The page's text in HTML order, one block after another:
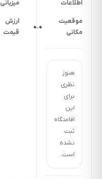
اطلاعات
میزبانی
موقعیت
مکانی
۰.۰
ارزش
قیمت
هنوز
نظری
برای
این
اقامتگاه
ثبت
نشده
است.